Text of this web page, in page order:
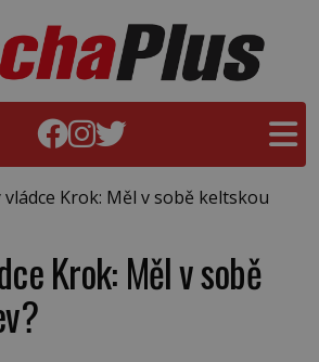
Krok: Měl v sobě keltskou
Krok: Měl v sobě